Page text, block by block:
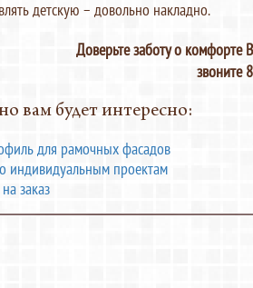
детскую – довольно накладно.
Доверьте заботу о комфорте
звоните
вам будет интересно:
для рамочных фасадов
индивидуальным проектам
заказ